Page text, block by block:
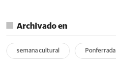
Archivado en
semana cultural Ponferrada